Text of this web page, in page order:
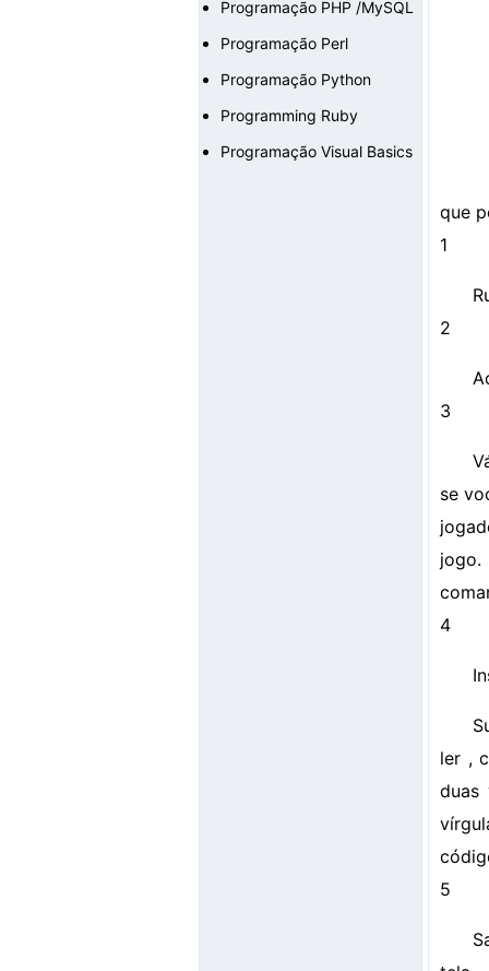
Programação PHP /MySQL
Programação Perl
Programação Python
Programming Ruby
Programação Visual Basics
que
1
2
3
se
jogo.
4
ler ,
duas
5